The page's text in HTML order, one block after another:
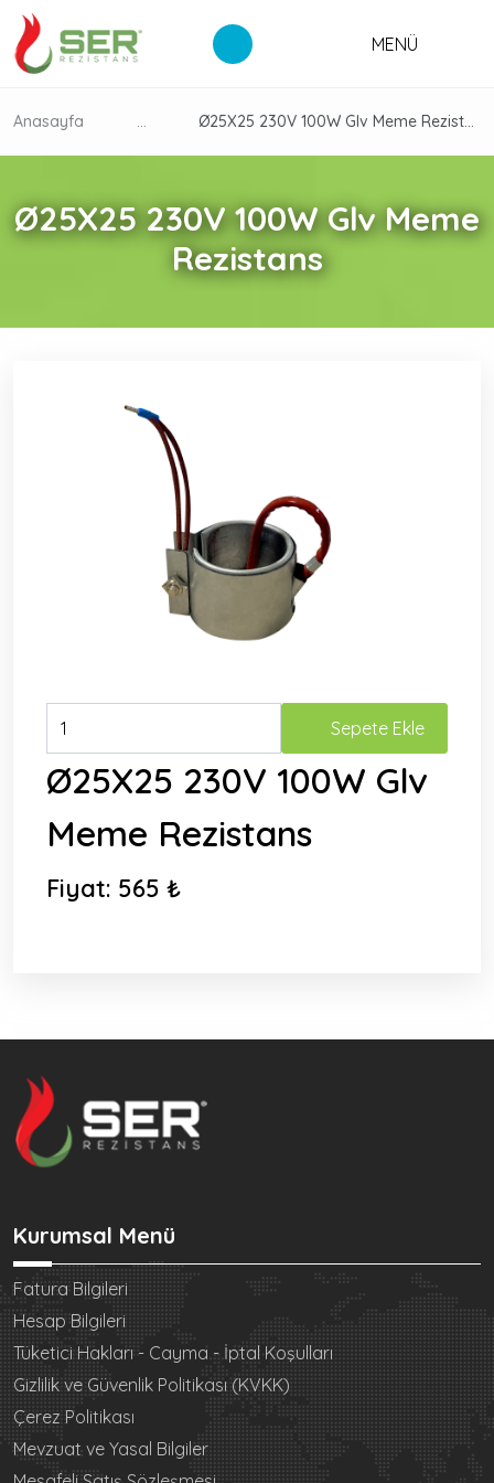
MENÜ
Ø25X25 230V 100W Glv Meme
Rezistans
Anasayfa ... Ø25X25 230V 100W Glv Meme Rezistans
Sepete Ekle
Ø25X25 230V 100W Glv
Meme Rezistans
Fiyat: 565 ₺
Kurumsal Menü
Fatura Bilgileri
Hesap Bilgileri
Tüketici Hakları - Cayma - İptal Koşulları
Gizlilik ve Güvenlik Politikası (KVKK)
Çerez Politikası
Mevzuat ve Yasal Bilgiler